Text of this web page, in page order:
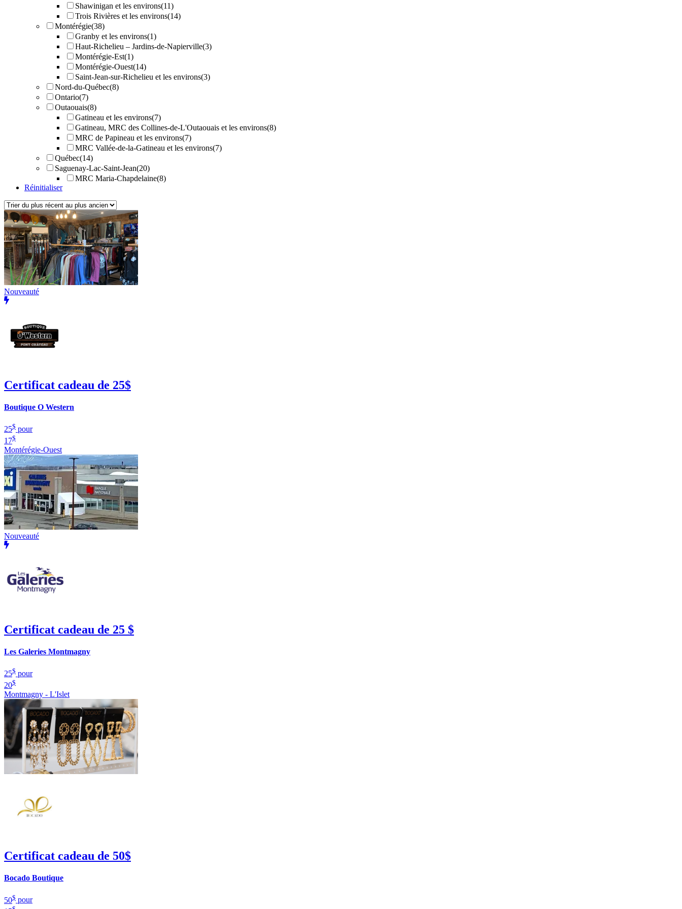
Shawinigan et les environs(11)
Trois Rivières et les environs(14)
Montérégie(38)
Granby et les environs(1)
Haut-Richelieu – Jardins-de-Napierville(3)
Montérégie-Est(1)
Montérégie-Ouest(14)
Saint-Jean-sur-Richelieu et les environs(3)
Nord-du-Québec(8)
Ontario(7)
Outaouais(8)
Gatineau et les environs(7)
Gatineau, MRC des Collines-de-L'Outaouais et les environs(8)
MRC de Papineau et les environs(7)
MRC Vallée-de-la-Gatineau et les environs(7)
Québec(14)
Saguenay-Lac-Saint-Jean(20)
MRC Maria-Chapdelaine(8)
Réinitialiser
Nouveauté
Certificat cadeau de 25$
Boutique O Western
25$ pour
17$
Montérégie-Ouest
Nouveauté
Certificat cadeau de 25 $
Les Galeries Montmagny
25$ pour
20$
Montmagny - L'Islet
Certificat cadeau de 50$
Bocado Boutique
50$ pour